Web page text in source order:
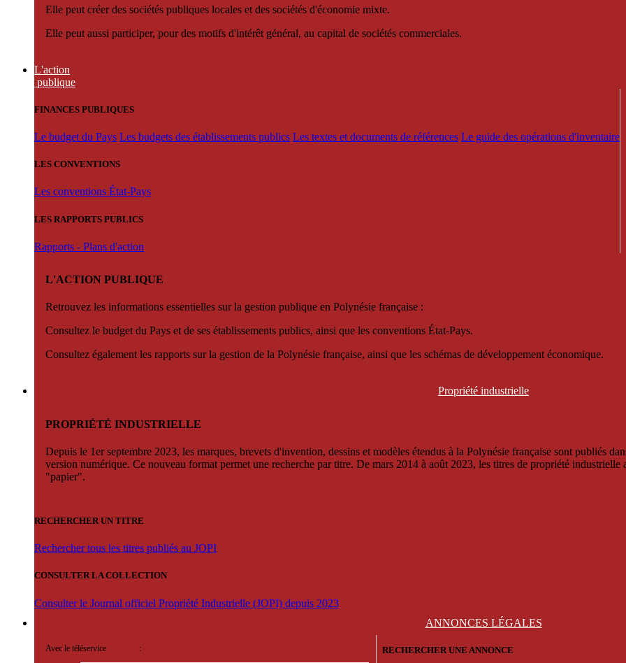
Elle peut créer des sociétés publiques locales et des sociétés d'économie mixte.
Elle peut aussi participer, pour des motifs d'intérêt général, au capital de sociétés commerciales.
L'action
publique
FINANCES PUBLIQUES
Le budget du Pays Les budgets des établissements publics Les textes et documents de références Le guide des opérations d'inventaire
LES CONVENTIONS
Les conventions État-Pays
LES RAPPORTS PUBLICS
Rapports - Plans d'action
L'ACTION PUBLIQUE
Retrouvez les informations essentielles sur la gestion publique en Polynésie française :
Consultez le budget du Pays et de ses établissements publics, ainsi que les conventions État-Pays.
Consultez également les rapports sur la gestion de la Polynésie française, ainsi que les schémas de développement économique.
Propriété industrielle
PROPRIÉTÉ INDUSTRIELLE
Depuis le 1er septembre 2023, les marques, brevets d'invention, dessins et modèles étendus à la Polynésie française sont publiés
version numérique. Ce nouveau format permet une recherche par titre. De mars 2014 à août 2023, les titres de propriété
"papier".
RECHERCHER UN TITRE
Rechercher tous les titres publiés au JOPI
CONSULTER LA COLLECTION
Consulter le Journal officiel Propriété Industrielle (JOPI) depuis 2023
ANNONCES LÉGALES
Avec le téléservice : RECHERCHER UNE ANNONCE